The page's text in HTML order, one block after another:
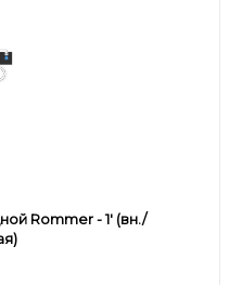
Rommer - 1' (вн./